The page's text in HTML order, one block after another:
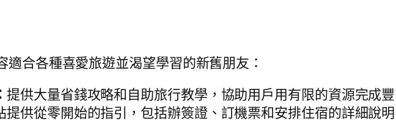
適合各種喜愛旅遊並渴望學習的新舊朋友：
提供大量省錢攻略和自助旅行教學，協助用戶用有限的資源完成
提供從零開始的指引，包括辦簽證、訂機票和安排住宿的詳細說